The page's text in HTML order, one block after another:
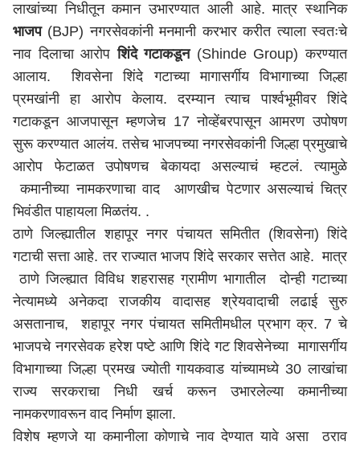
लाखांच्या निधीतून कमान उभारण्यात आली आहे. मात्र स्थानिक
भाजप(BJP) नगरसेवकांनी मनमानी करभार करीत त्याला स्वतःचे
नाव दिलाचा आरोपशिंदे गटाकडून(Shinde Group) करण्यात
आलाय. शिवसेना शिंदे गटाच्या मागासर्गीय विभागाच्या जिल्हा
प्रमखांनी हा आरोप केलाय. दरम्यान त्याच पार्श्वभूमीवर शिंदे
गटाकडून आजपासून म्हणजेच 17 नोव्हेंबरपासून आमरण उपोषण
सुरू करण्यात आलंय. तसेच भाजपच्या नगरसेवकांनी जिल्हा प्रमुखाचे
आरोप फेटाळत उपोषणच बेकायदा असल्याचं म्हटलं. त्यामुळे
कमानीच्या नामकरणाचा वाद आणखीच पेटणार असल्याचं चित्र
भिवंडीत पाहायला मिळतंय. .
ठाणे जिल्ह्यातील शहापूर नगर पंचायत समितीत (शिवसेना) शिंदे
गटाची सत्ता आहे. तर राज्यात भाजप शिंदे सरकार सत्तेत आहे. मात्र
ठाणेजिल्ह्यात विविध शहरासह ग्रामीण भागातील दोन्ही गटाच्या
नेत्यामध्ये अनेकदा राजकीय वादासह श्रेयवादाची लढाई सुरु
असतानाच, शहापूर नगर पंचायत समितीमधील प्रभाग क्र. 7 चे
भाजपचे नगरसेवक हरेश पष्टे आणि शिंदे गट शिवसेनेच्या मागासर्गीय
विभागाच्या जिल्हा प्रमख ज्योती गायकवाड यांच्यामध्ये 30 लाखांचा
राज्य सरकराचा निधी खर्च करून उभारलेल्या कमानीच्या
नामकरणावरून वाद निर्माण झाला.
विशेष म्हणजे या कमानीला कोणाचे नाव देण्यात यावे असा ठराव